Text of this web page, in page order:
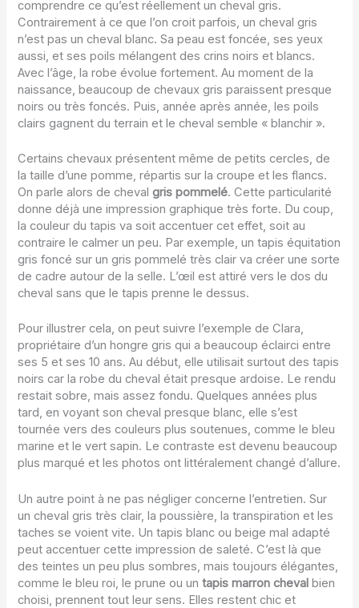
comprendre ce qu’est réellement un cheval gris.
Contrairement à ce que l’on croit parfois, un cheval gris
n’est pas un cheval blanc. Sa peau est foncée, ses yeux
aussi, et ses poils mélangent des crins noirs et blancs.
Avec l’âge, la robe évolue fortement. Au moment de la
naissance, beaucoup de chevaux gris paraissent presque
noirs ou très foncés. Puis, année après année, les poils
clairs gagnent du terrain et le cheval semble « blanchir ».
Certains chevaux présentent même de petits cercles, de
la taille d’une pomme, répartis sur la croupe et les flancs.
On parle alors de chevalgris pommelé. Cette particularité
donne déjà une impression graphique très forte. Du coup,
la couleur du tapis va soit accentuer cet effet, soit au
contraire le calmer un peu. Par exemple, un tapis équitation
gris foncé sur un gris pommelé très clair va créer une sorte
de cadre autour de la selle. L’œil est attiré vers le dos du
cheval sans que le tapis prenne le dessus.
Pour illustrer cela, on peut suivre l’exemple de Clara,
propriétaire d’un hongre gris qui a beaucoup éclairci entre
ses 5 et ses 10 ans. Au début, elle utilisait surtout des tapis
noirs car la robe du cheval était presque ardoise. Le rendu
restait sobre, mais assez fondu. Quelques années plus
tard, en voyant son cheval presque blanc, elle s’est
tournée vers des couleurs plus soutenues, comme le bleu
marine et le vert sapin. Le contraste est devenu beaucoup
plus marqué et les photos ont littéralement changé d’allure.
Un autre point à ne pas négliger concerne l’entretien. Sur
un cheval gris très clair, la poussière, la transpiration et les
taches se voient vite. Un tapis blanc ou beige mal adapté
peut accentuer cette impression de saleté. C’est là que
des teintes un peu plus sombres, mais toujours élégantes,
comme le bleu roi, le prune ou untapis marron cheval bien
choisi, prennent tout leur sens. Elles restent chic et